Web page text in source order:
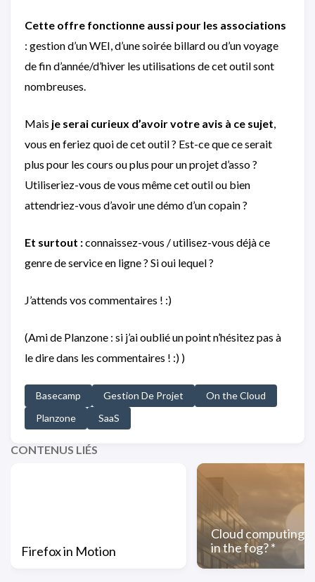
Cette offre fonctionne aussi pour les associations
: gestion d’un WEI, d’une soirée billard ou d’un voyage
de fin d’année/d’hiver les utilisations de cet outil sont
nombreuses.
Mais je serai curieux d’avoir votre avis à ce sujet
vous en feriez quoi de cet outil ? Est-ce que ce serait
plus pour les cours ou plus pour un projet d’asso ?
Utiliseriez-vous de vous même cet outil ou bien
attendriez-vous d’avoir une démo d’un copain ?
Et surtout :connaissez-vous / utilisez-vous déjà ce
genre de service en ligne ? Si oui lequel ?
J’attends vos commentaires ! :)
(Ami de Planzone : si j’ai oublié un point n’hésitez pas à
le dire dans les commentaires ! :) )
Basecamp Gestion De Projet
On the Cloud
Planzone
SaaS
CONTENUS LIÉS
Firefox in Motion
Cloud computing :
in the fog? *